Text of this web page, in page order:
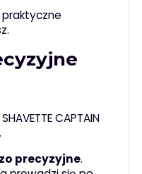
praktyczne
CAPTAIN
.
precyzyjne.